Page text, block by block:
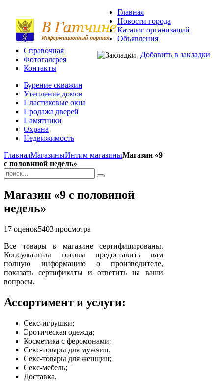
Добавить в закладки
Главная
Новости города
Каталог организаций
Объявления
Справочная
Фотогалерея
Контакты
Бурение скважин
Утепление домов
Пластиковые окна
Продажа дверей
Памятники
Охрана
Недвижимость
ГлавнаяМагазиныИнтим магазиныМагазин «9
с половиной недель»
Магазин «9 с половиной
недель»
17 оценок5403 просмотра
Все товары в магазине сертифицированы.
Консультанты готовы предоставить вам
полную информацию о производителе,
показать сертификаты и ответить на ваши
вопросы.
Ассортимент и услуги:
Секс-игрушки;
Эротическая одежда;
Косметика с феромонами;
Секс-товары для мужчин;
Секс-товары для женщин;
Секс-мебель;
Доставка.